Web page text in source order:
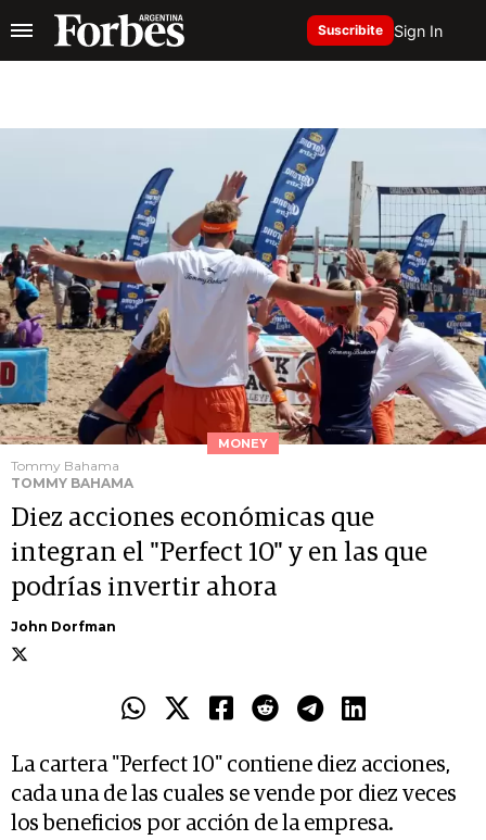
Suscribite Sign In
MONEY
Tommy Bahama
TOMMY BAHAMA
Diez acciones económicas que
integran el "Perfect 10" y en las que
podrías invertir ahora
John Dorfman
La cartera "Perfect 10" contiene diez acciones,
cada una de las cuales se vende por diez veces
los beneficios por acción de la empresa.